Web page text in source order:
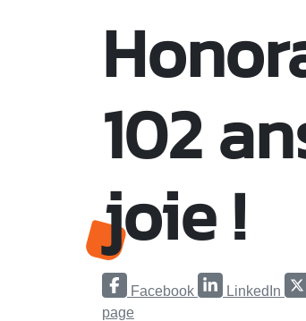
102
joie !
Facebook LinkedIn
page